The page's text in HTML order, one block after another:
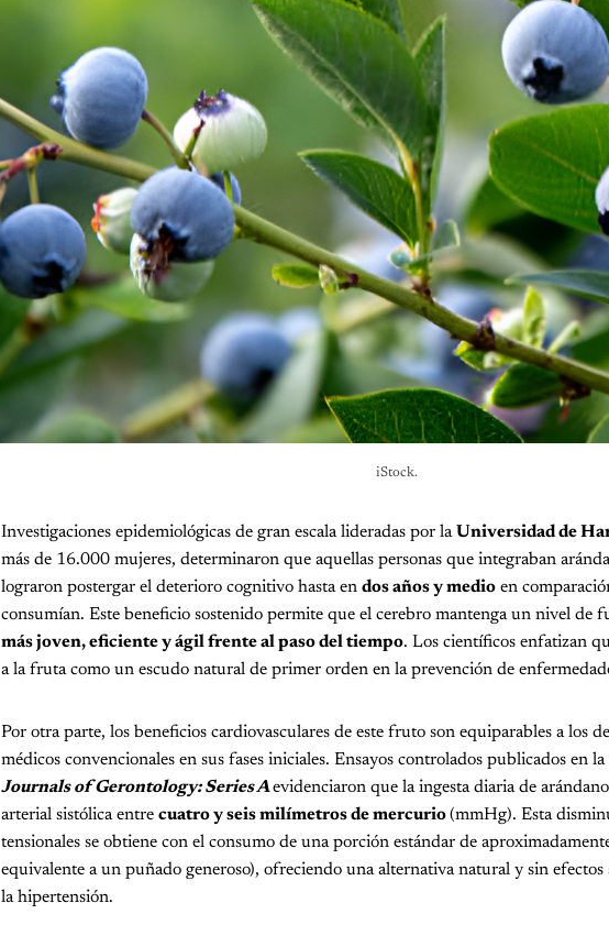
iStock.
Investigaciones epidemiológicas de gran escala lideradas por la Universidad de
más de 16.000 mujeres, determinaron que aquellas personas que integraban
lograron postergar el deterioro cognitivo hasta en dos años y medio en
consumían. Este beneficio sostenido permite que el cerebro mantenga un nivel de
más joven, eficiente y ágil frente al paso del tiempo. Los científicos enfatizan
a la fruta como un escudo natural de primer orden en la prevención de
Por otra parte, los beneficios cardiovasculares de este fruto son equiparables a los
médicos convencionales en sus fases iniciales. Ensayos controlados publicados en
Journals of Gerontology: Series Aevidenciaron que la ingesta diaria de
arterial sistólica entre cuatro y seis milímetros de mercurio(mmHg). Esta
tensionales se obtiene con el consumo de una porción estándar de
equivalente a un puñado generoso), ofreciendo una alternativa natural y sin efectos
la hipertensión.